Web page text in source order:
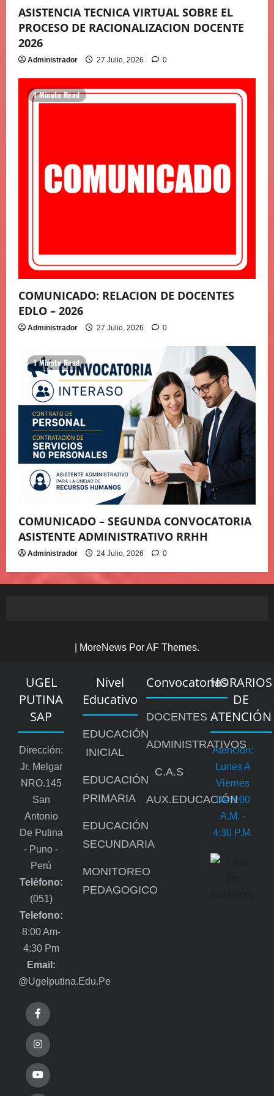
ASISTENCIA TECNICA VIRTUAL SOBRE EL
PROCESO DE RACIONALIZACION DOCENTE
2026
Administrador 27 Julio, 2026 0
1 Minute Read
COMUNICADO: RELACION DE DOCENTES
EDLO – 2026
Administrador 27 Julio, 2026 0
1 Minute Read
COMUNICADO – SEGUNDA CONVOCATORIA
ASISTENTE ADMINISTRATIVO RRHH
Administrador 24 Julio, 2026 0
MoreNews Por AF Themes.
UGEL
PUTINA
SAP
Dirección:
Jr. Melgar
NRO.145
San
Antonio
De Putina
- Puno -
Perú
Teléfono:
(051)
Telefono:
8:00 Am-
4:30 Pm
Email:
@ugelputina.edu.pe
Nivel
Educativo
EDUCACIÓN
INICIAL
EDUCACIÓN
PRIMARIA
EDUCACIÓN
SECUNDARIA
MONITOREO
PEDAGOGICO
Convocatorias
DOCENTES
ADMINISTRATIVOS
C.A.S
AUX.EDUCACIÓN
HORARIOS
DE
ATENCIÓN
Atención:
Lunes A
Viernes
De 8:00
A.m. -
4:30 P.m.